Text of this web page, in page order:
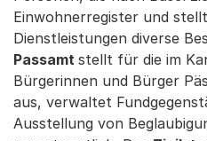
Einwohnerregister und
Dienstleistungen diverse
Passamt stellt für die im
Bürgerinnen und Bürger
aus, verwaltet
Ausstellung von